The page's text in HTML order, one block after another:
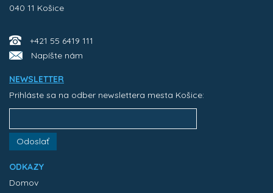
040 11 Košice
+421 55 6419 111
Napíšte nám
NEWSLETTER
Prihláste sa na odber newslettera mesta Košice:
Odoslať
ODKAZY
Domov